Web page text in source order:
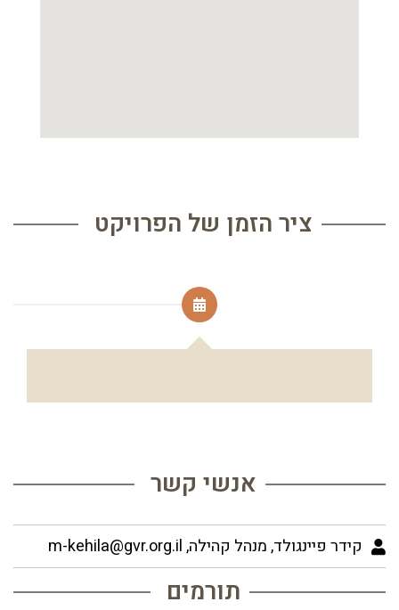
ציר הזמן של הפרויקט
אנשי קשר
קידר פיינגולד, מנהל קהילה, m-kehila@gvr.org.il
תורמים